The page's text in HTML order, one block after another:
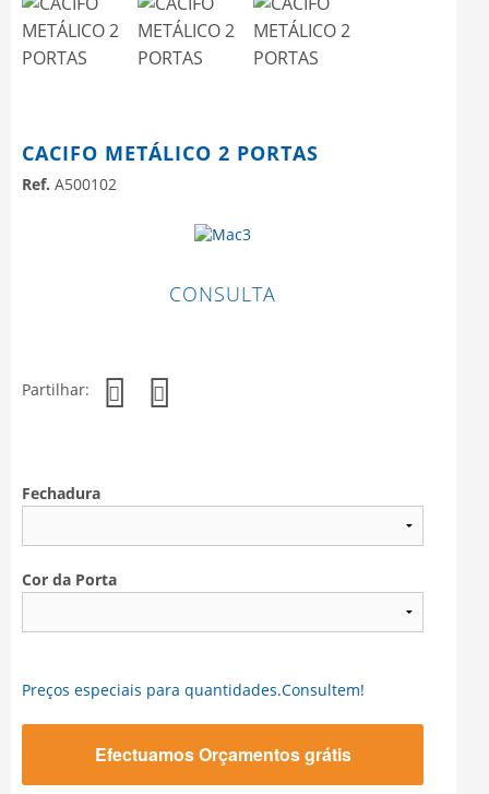
CACIFO METÁLICO 2 PORTAS
Ref. A500102
CONSULTA
Partilhar:
Fechadura
Cor da Porta
Preços especiais para quantidades.Consultem!
Efectuamos Orçamentos grátis